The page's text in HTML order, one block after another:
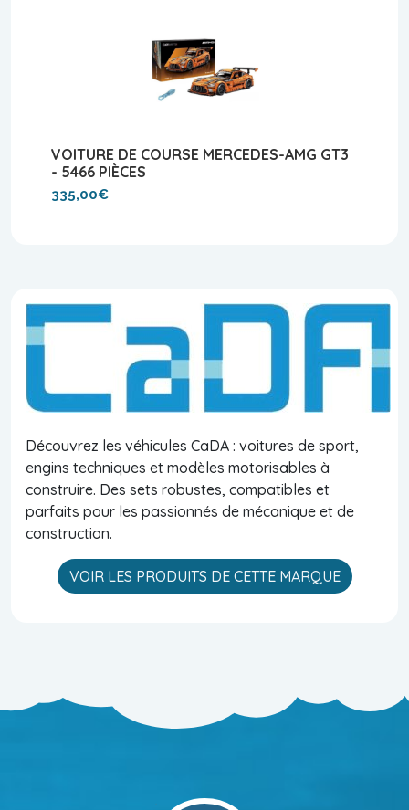
VOITURE DE COURSE MERCEDES-AMG GT3
- 5466 PIÈCES
335,00€
Découvrez les véhicules CaDA : voitures de sport,
engins techniques et modèles motorisables à
construire. Des sets robustes, compatibles et
parfaits pour les passionnés de mécanique et de
construction.
VOIR LES PRODUITS DE CETTE MARQUE